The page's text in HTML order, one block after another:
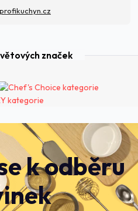
k odběru
značek